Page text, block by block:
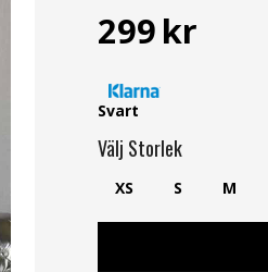
299kr
Svart
Välj Storlek
XS S M